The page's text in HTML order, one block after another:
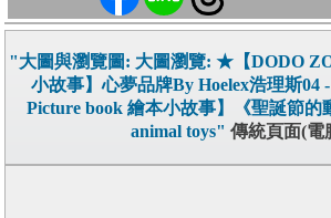
"大圖與瀏覽圖: 大圖瀏覽: ★【DODO
小故事】心夢品牌By Hoelex浩理斯
Picture book 繪本小故事】《聖誕節的
animal toys" 傳統頁面(電